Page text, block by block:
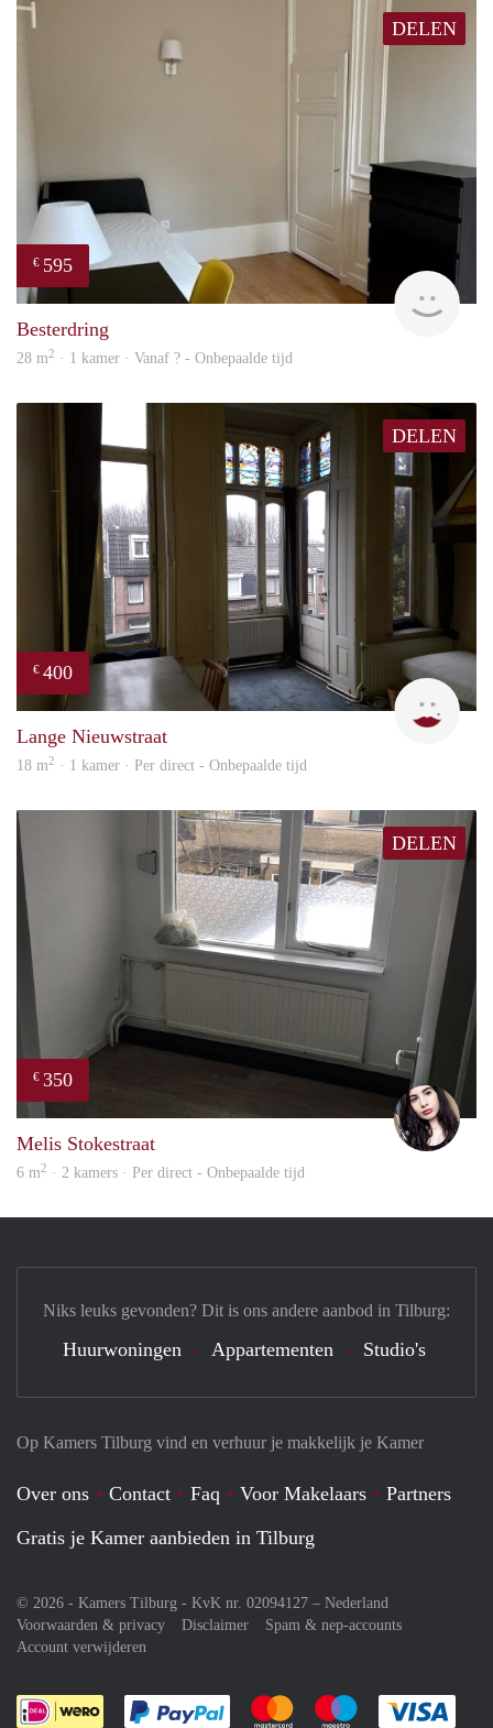
DELEN
€ 595
Besterdring
28 m2 · 1 kamer · Vanaf ? - Onbepaalde tijd
DELEN
€ 400
Lizet
Lange Nieuwstraat
18 m2 · 1 kamer · Per direct - Onbepaalde tijd
DELEN
€ 350
Melis Stokestraat
6 m2 · 2 kamers · Per direct - Onbepaalde tijd
Op Kamers Tilburg vind en verhuur je makkelijk je Kamer
Over ons Contact Faq Voor Makelaars
Partners
Gratis je Kamer aanbieden in Tilburg
© 2026 - Kamers Tilburg - KvK nr. 02094127 – Nederland
Voorwaarden & privacy
Disclaimer
Spam & nep-accounts
Account verwijderen
Je rekent gemakkelijk af met Paypal
Je rekent gemakkelijk af met
Je rekent
Niks leuks gevonden? Dit is ons andere aanbod in Tilburg:
Huurwoningen Appartementen Studio's